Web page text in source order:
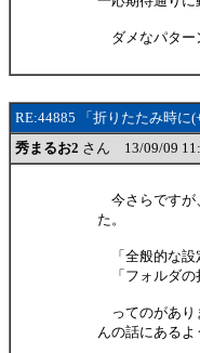
ダメなパター
RE:44885 「折りたたみ時に
秀まるお2 さん 13/09/09
今さらですが
た。
「全般的な設
「フォルダの
ってのがあり
んの話にあるよ